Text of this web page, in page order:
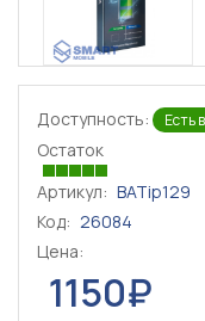
Доступность: Есть
Остаток
Артикул: BATip129
Код: 26084
Цена:
1150₽